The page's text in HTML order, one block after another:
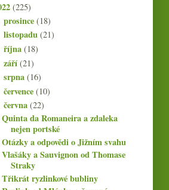
(225)
prosince(18)
listopadu(21)
října(18)
září(21)
srpna(16)
července(10)
června(22)
Quinta da Romaneira a zdaleka
nejen portské
Otázky a odpovědi o Jižním svahu
Vlašáky a Sauvignon od Thomase
Straky
Třikrát ryzlinkové bubliny